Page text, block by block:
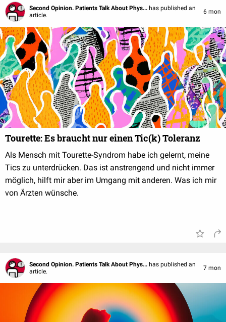
Second Opinion. Patients Talk About Phys... has published an
article.
6 mon
Tourette: Es braucht nur einen Tic(k) Toleranz
Als Mensch mit Tourette-Syndrom habe ich gelernt, meine
Tics zu unterdrücken. Das ist anstrengend und nicht immer
möglich, hilft mir aber im Umgang mit anderen. Was ich mir
von Ärzten wünsche.
Second Opinion. Patients Talk About Phys... has published an
article.
7 mon